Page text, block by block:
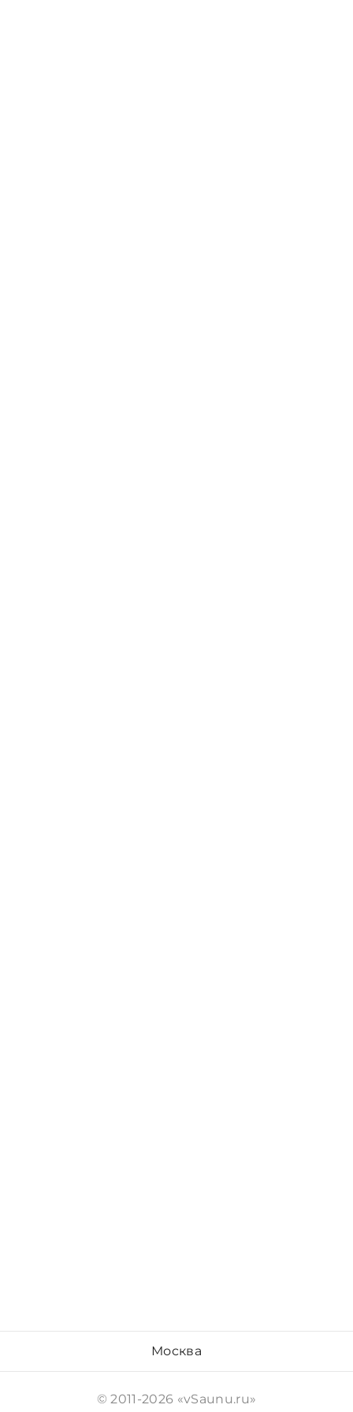
Москва
© 2011-2026 «vSaunu.ru»